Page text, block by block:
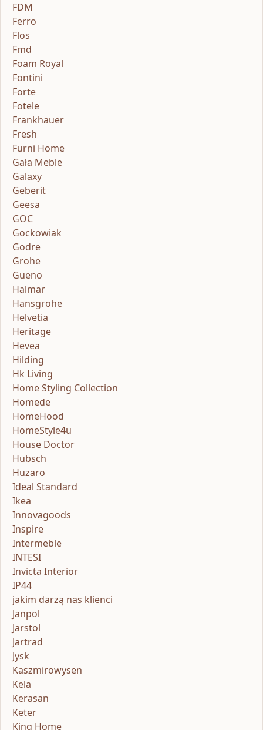
FDM
Ferro
Flos
Fmd
Foam Royal
Fontini
Forte
Fotele
Frankhauer
Fresh
Furni Home
Gała Meble
Galaxy
Geberit
Geesa
GOC
Gockowiak
Godre
Grohe
Gueno
Halmar
Hansgrohe
Helvetia
Heritage
Hevea
Hilding
Hk Living
Home Styling Collection
Homede
HomeHood
HomeStyle4u
House Doctor
Hubsch
Huzaro
Ideal Standard
Ikea
Innovagoods
Inspire
Intermeble
INTESI
Invicta Interior
IP44
jakim darzą nas klienci
Janpol
Jarstol
Jartrad
Jysk
Kaszmirowysen
Kela
Kerasan
Keter
King Home